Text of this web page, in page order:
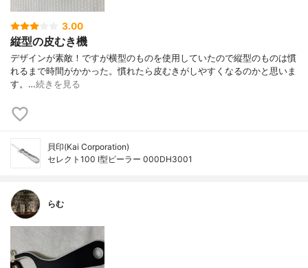
3.00
縦型の皮むき機
デザインが素敵！ですが横型のものを使用していたので縦型のものは慣
れるまで時間がかかった。慣れたら皮むきがしやすくなるのかと思いま
す。…続きを見る
貝印(Kai Corporation)
セレクト100 I型ピーラー 000DH3001
らむ